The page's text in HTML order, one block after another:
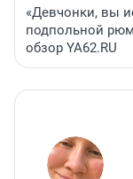
«Девчонки, вы
подпольной
обзор YA62.RU